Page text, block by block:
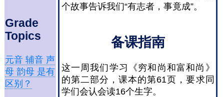
Grade
Topics
元音 辅音 声
母 韵母 是有
区别？
个故事告诉我们“有志者，事竟成”。
备课指南
这一周我们学习《穷和尚和富和尚》
的第二部分，课本的第61页，要求同
学们会认会读16个生字。